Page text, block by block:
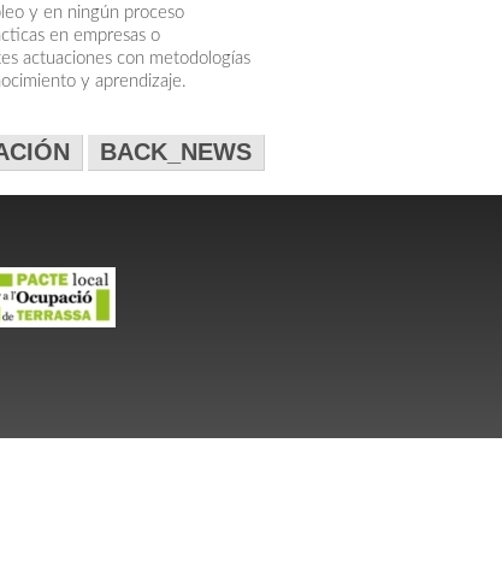
y en ningún proceso
en empresas o
actuaciones con metodologías
y aprendizaje.
BACK_NEWS